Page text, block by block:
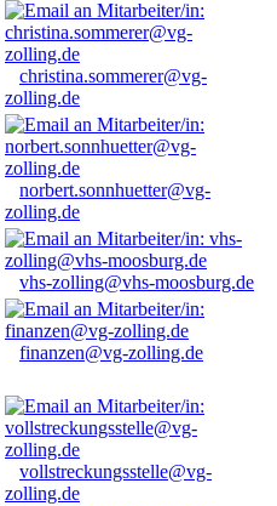
christina.sommerer@vg-
zolling.de
norbert.sonnhuetter@vg-
zolling.de
vhs-zolling@vhs-moosburg.de
finanzen@vg-zolling.de
vollstreckungsstelle@vg-
zolling.de